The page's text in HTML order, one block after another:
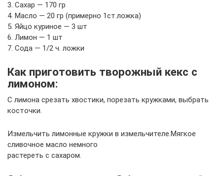
3. Сахар — 170 гр
4. Масло — 20 гр (примерно 1ст.ложка)
5. Яйцо куриное — 3 шт
6. Лимон — 1 шт
7. Сода — 1/2 ч. ложки
Как приготовить творожный кекс с
лимоном:
С лимона срезать хвостики, порезать кружками, выбрать
косточки.
Измельчить лимонные кружки в измельчителе.Мягкое
сливочное масло немного
растереть с сахаром.